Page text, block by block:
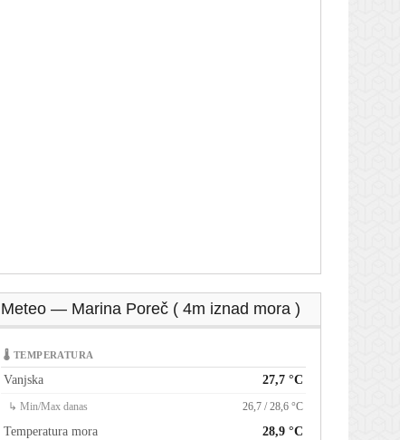
Meteo — Marina Poreč ( 4m iznad mora )
🌡 TEMPERATURA
Vanjska 27,7 °C
↳ Min/Max danas 26,7 / 28,6 °C
Temperatura mora 28,9 °C